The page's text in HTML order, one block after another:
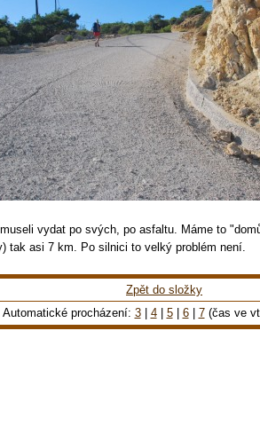
vydat po svých, po asfaltu. Máme to
tak asi 7 km. Po silnici to velký problém není.
Zpět do složky
Automatické procházení: 3| 4| 5| 6| 7(čas ve